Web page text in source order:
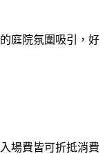
庭院氛圍吸引，好
場費皆可折抵消費